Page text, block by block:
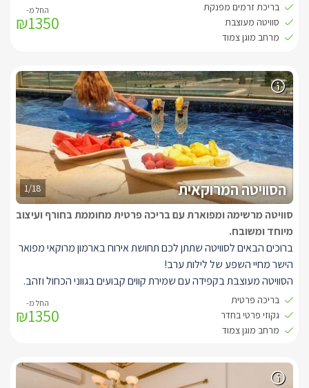
1/18 הסוויטה המרוקאית
סוויטה מרשימה ומפוארת עם בריכה פרטית מחוממת בחורף ועיצוב
מיוחד ומשובח.
ברוכים הבאים לסוויטה שתתן לכם תחושת אירוח בארמון מרוקאי מפואר
הישר מחיי השפע של לילות ערב!
הסוויטה מעוצבת בקפידה עם שמירת קווים קבועים בגווני הכחול וזהב.
השקעה במשחקי תאורה מיוחדים בגוונים כחולים, אינטימיים ומרהיבים.
סלון אותנטי הנותן תחושה של מלכים מרוקאיים, טלוויזיה LCD עם חיבור
HOT, אינטרנט אלחוטי, בר ישיבה, מיזוג אוויר. הסוויטה מאובזרת
קפה, מיקרוגל, כיריים חשמליות, טוסטר קופץ, טוסטר משולשים, כלי
אוכל בעיצובים משובחים ופינוקים טעימים. בחצר החיצונית, הפרטית
בריכה פרטית
גקוזי פרטי בחדר
מרחב מוגן צמוד
₪1350
בסוויטה היוקרתית תוכלו למצוא
שני חדרי שינה עם מיטות זוגיות, חדר
רחצה משותף עם מקלחון עיסוי, סלון, מטבח מאובזר עם מקרר, מכונת
קפה, מיקרו תנור, כיריים חשמליות, מטוסטר משולשים, טוסטר
ׁבמתחם החצר הפרטית ישנה בריכת זרמים מפנקת באורך של 4 מטר.
בריכת זרמים מפנקת
סוויטה מעוצבת
מרחב מוגן צמוד
₪1350